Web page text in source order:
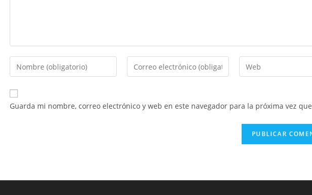
Introduce
tu
nombre
o
Introduce
tu
correo
Introduce
la
web
(opcional)
Guarda mi nombre, correo electrónico y web en este navegador para la próxima vez